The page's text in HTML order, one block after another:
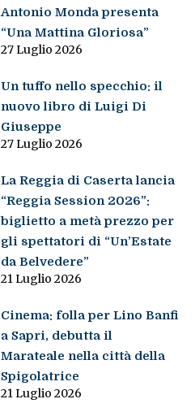
Antonio Monda presenta
“Una Mattina Gloriosa”
27 Luglio 2026
Un tuffo nello specchio: il
nuovo libro di Luigi Di
Giuseppe
27 Luglio 2026
La Reggia di Caserta lancia
“Reggia Session 2026”:
biglietto a metà prezzo per
gli spettatori di “Un’Estate
da Belvedere”
21 Luglio 2026
Cinema: folla per Lino Banfi
a Sapri, debutta il
Marateale nella città della
Spigolatrice
21 Luglio 2026